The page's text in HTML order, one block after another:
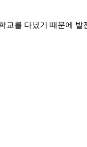
를 다녔기 때문에